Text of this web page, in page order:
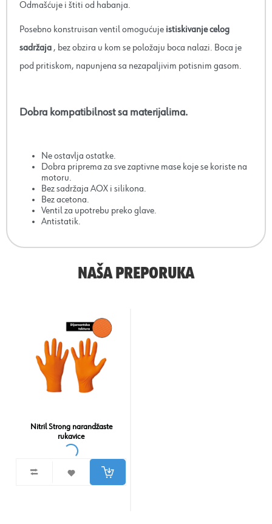
Odmašćuje i štiti od habanja.
Posebno konstruisan ventil omogućuje istiskivanje celog
sadržaja , bez obzira u kom se položaju boca nalazi. Boca je
pod pritiskom, napunjena sa nezapaljivim potisnim gasom.
Dobra kompatibilnost sa materijalima.
Ne ostavlja ostatke.
Dobra priprema za sve zaptivne mase koje se koriste na
motoru.
Bez sadržaja AOX i silikona.
Bez acetona.
Ventil za upotrebu preko glave.
Antistatik.
NAŠA PREPORUKA
Nitril Strong narandžaste
rukavice